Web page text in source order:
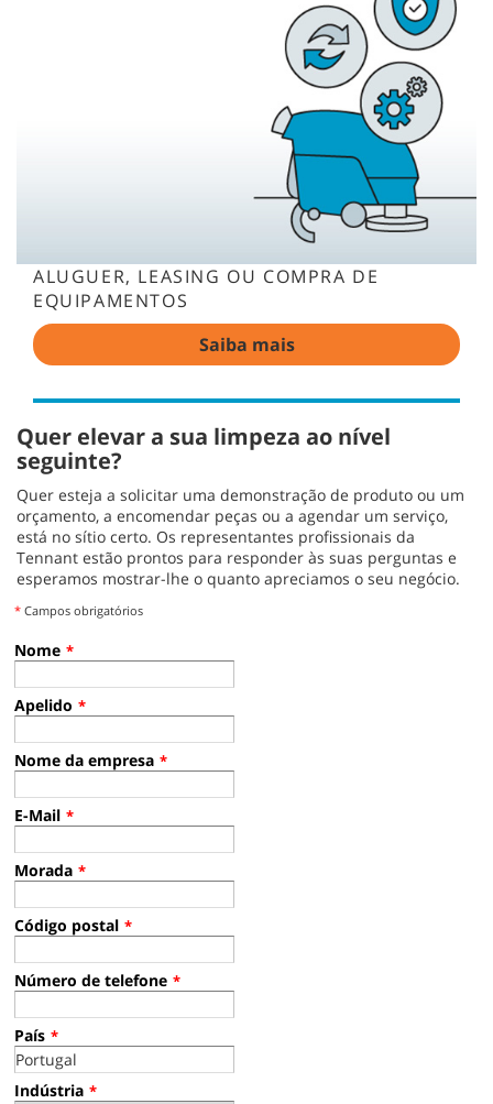
ALUGUER, LEASING OU COMPRA DE
EQUIPAMENTOS
Saiba mais
Quer elevar a sua limpeza ao nível
seguinte?
Quer esteja a solicitar uma demonstração de produto ou um
orçamento, a encomendar peças ou a agendar um serviço,
está no sítio certo. Os representantes profissionais da
Tennant estão prontos para responder às suas perguntas e
esperamos mostrar-lhe o quanto apreciamos o seu negócio.
* Campos obrigatórios
Nome *
Apelido *
Nome da empresa *
E-Mail *
Morada *
Código postal *
Número de telefone *
País *
Indústria *